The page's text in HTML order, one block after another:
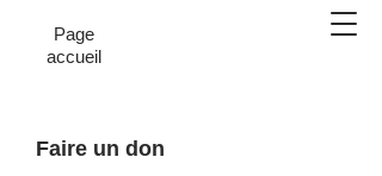
Page
accueil
Faire un don